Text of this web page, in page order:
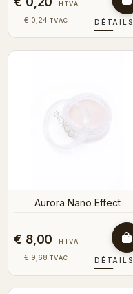
HTVA
€ 0,24 TVAC DÉTAILS
Aurora Nano Effect
€ 8,00 HTVA
€ 9,68 TVAC DÉTAILS